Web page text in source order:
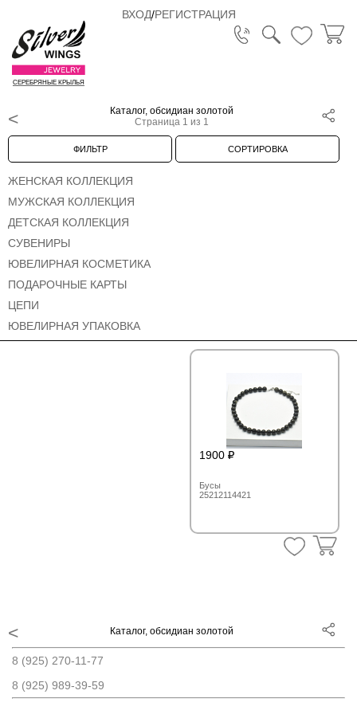
ВХОД/РЕГИСТРАЦИЯ
СЕРЕБРЯНЫЕ КРЫЛЬЯ
Каталог, обсидиан золотой
Страница 1 из 1
ФИЛЬТР СОРТИРОВКА
ЖЕНСКАЯ КОЛЛЕКЦИЯ
МУЖСКАЯ КОЛЛЕКЦИЯ
ДЕТСКАЯ КОЛЛЕКЦИЯ
СУВЕНИРЫ
ЮВЕЛИРНАЯ КОСМЕТИКА
ПОДАРОЧНЫЕ КАРТЫ
ЦЕПИ
ЮВЕЛИРНАЯ УПАКОВКА
1900
Бусы
25212114421
Каталог, обсидиан золотой
8 (925) 270-11-77
8 (925) 989-39-59